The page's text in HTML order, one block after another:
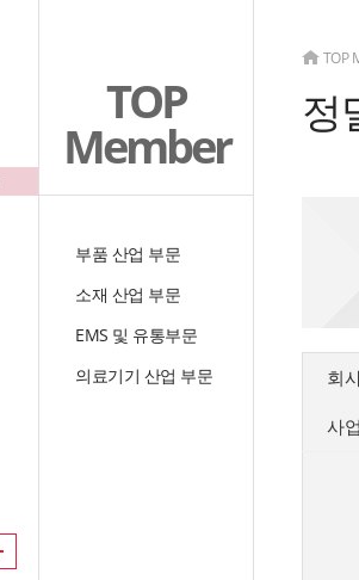
TOP
Member
부품 산업 부문
소재 산업 부문
EMS 및 유통부문
의료기기 산업 부문
TOP
정
회
사